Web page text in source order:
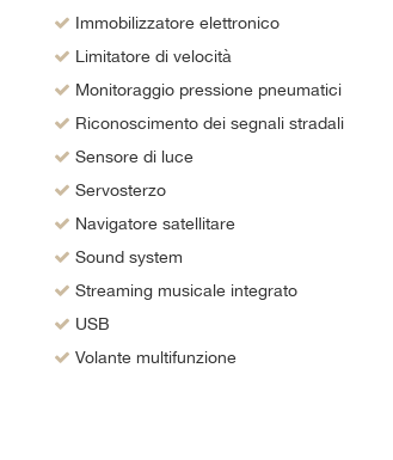
Immobilizzatore elettronico
Limitatore di velocità
Monitoraggio pressione pneumatici
Riconoscimento dei segnali stradali
Sensore di luce
Servosterzo
Navigatore satellitare
Sound system
Streaming musicale integrato
USB
Volante multifunzione